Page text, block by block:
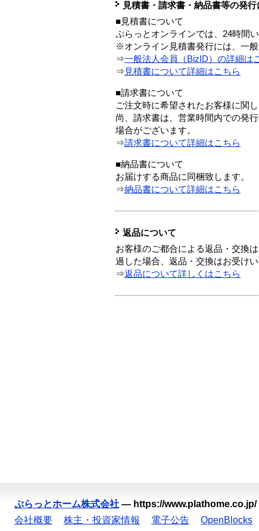
見積書・請求書・納品書等の発行
■見積書について
ぷらっとオンラインでは、24時間
※オンライン見積書発行には、一
⇒一般法人会員（BizID）の詳細は
⇒ 見積書について詳細はこちら
■請求書について
ご注文時に希望されたお客様に関
尚、請求書は、営業時間内での発
場合がございます。
⇒請求書について詳細はこちら
■納品書について
お届けする商品に同梱致します。
⇒納品書について詳細はこちら
返品について
お客様のご都合による返品・交換
過した場合、返品・交換はお受けい
⇒返品について詳しくはこちら
ぷらっとホーム株式会社 — https://www.plathome.co.jp/
会社概要
株主・投資家情報 電子公告 OpenBlocks